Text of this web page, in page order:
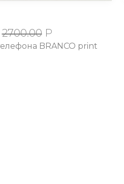
2700.00 Р
BRANCO print